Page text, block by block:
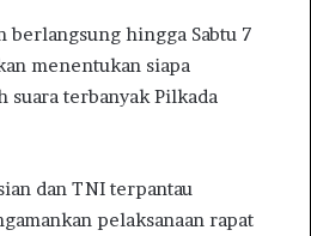
berlangsung hingga Sabtu 7
menentukan siapa
suara terbanyak Pilkada
dan TNI terpantau
pelaksanaan rapat